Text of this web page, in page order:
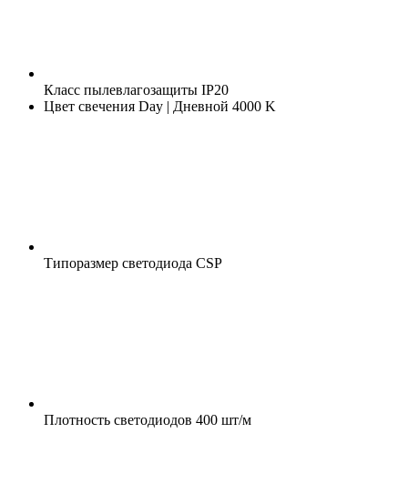
Класс пылевлагозащиты IP20
Цвет свечения Day | Дневной 4000 K
Типоразмер светодиода CSP
Плотность светодиодов 400 шт/м